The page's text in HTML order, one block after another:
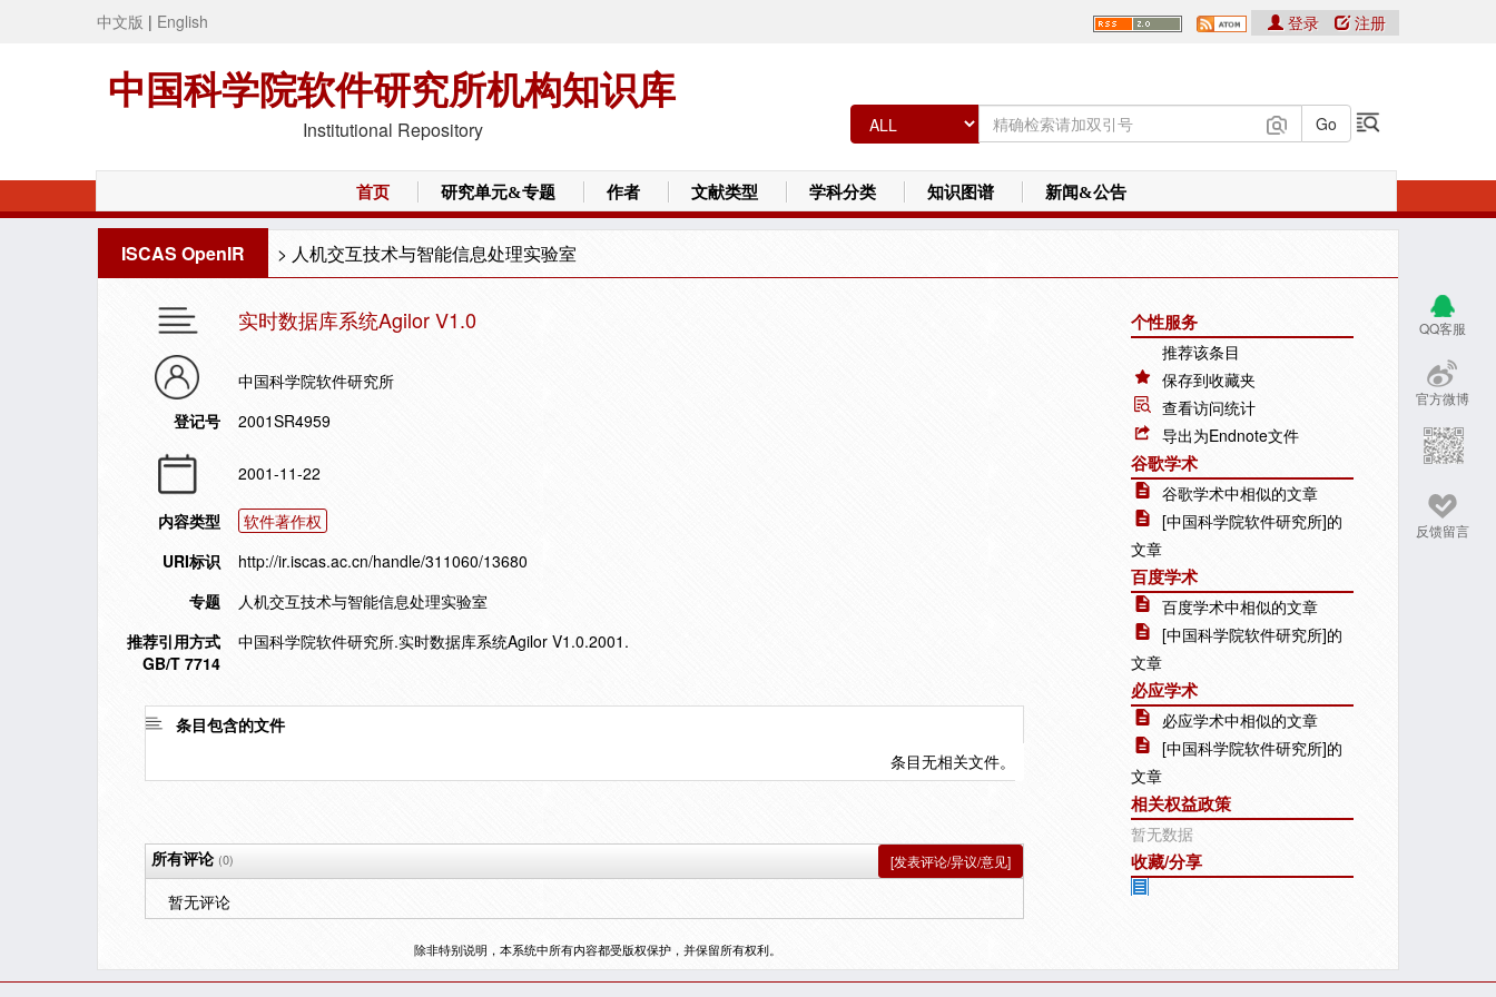
中文版 | English
中国科学院软件研究所机构知识库
Institutional Repository
登录 注册
首页 研究单元&专题 作者 文献类型 学科分类 知识图谱 新闻&公告
ISCAS OpenIR > 人机交互技术与智能信息处理实验室
QQ客服
官方微博
反馈留言
实时数据库系统Agilor V1.0
中国科学院软件研究所
登记号
2001SR4959
2001-11-22
内容类型
软件著作权
URI标识
http://ir.iscas.ac.cn/handle/311060/13680
专题
人机交互技术与智能信息处理实验室
推荐引用方式
GB/T 7714
中国科学院软件研究所.实时数据库系统Agilor V1.0.2001.
条目包含的文件
条目无相关文件。
个性服务
推荐该条目
保存到收藏夹
查看访问统计
导出为Endnote文件
谷歌学术
谷歌学术中相似的文章
[中国科学院软件研究所]的
文章
百度学术
百度学术中相似的文章
[中国科学院软件研究所]的
文章
必应学术
必应学术中相似的文章
[中国科学院软件研究所]的
文章
相关权益政策
暂无数据
收藏/分享
所有评论(0) [发表评论/异议/意见]
暂无评论
除非特别说明，本系统中所有内容都受版权保护，并保留所有权利。